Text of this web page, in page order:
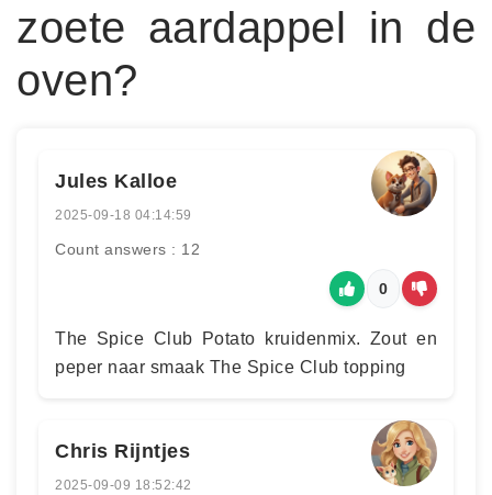
zoete aardappel in de
oven?
Jules Kalloe
2025-09-18 04:14:59
Count answers : 12
0
The Spice Club Potato kruidenmix. Zout en
peper naar smaak The Spice Club topping
Chris Rijntjes
2025-09-09 18:52:42